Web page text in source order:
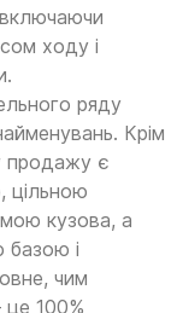
ходу і
ряду
Крім
продажу є
цільною
кузова, а
базою і
чим
це 100%